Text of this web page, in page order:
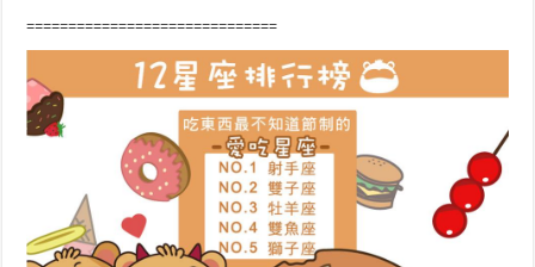
==============================